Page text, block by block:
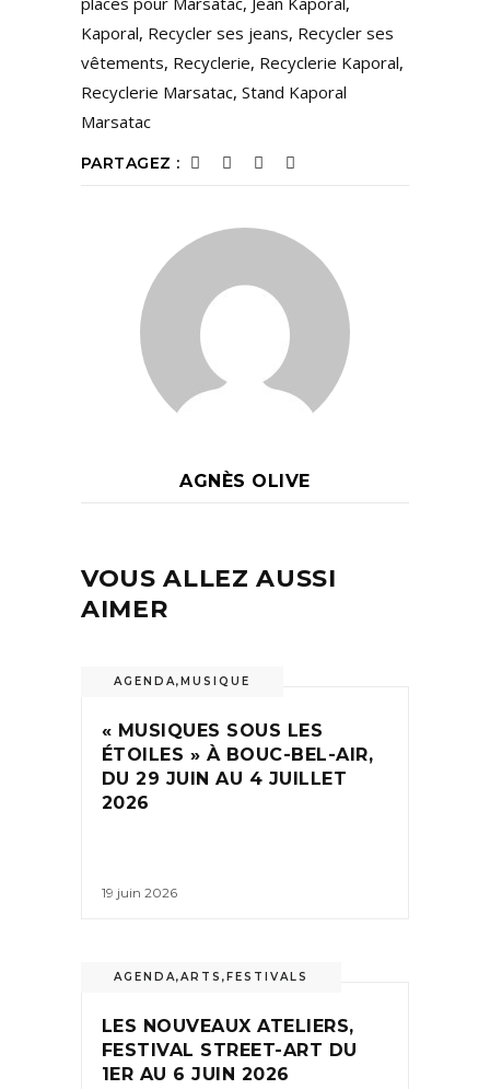
Kaporal, Recycler ses jeans, Recycler ses
vêtements, Recyclerie, Recyclerie Kaporal,
Recyclerie Marsatac, Stand Kaporal
Marsatac
PARTAGEZ :
AGNÈS OLIVE
VOUS ALLEZ AUSSI
AIMER
AGENDA, MUSIQUE
« MUSIQUES SOUS LES
ÉTOILES » À BOUC-BEL-AIR,
DU 29 JUIN AU 4 JUILLET
2026
19 juin 2026
AGENDA,ARTS ,FESTIVALS
LES NOUVEAUX ATELIERS,
FESTIVAL STREET-ART DU
1ER AU 6 JUIN 2026